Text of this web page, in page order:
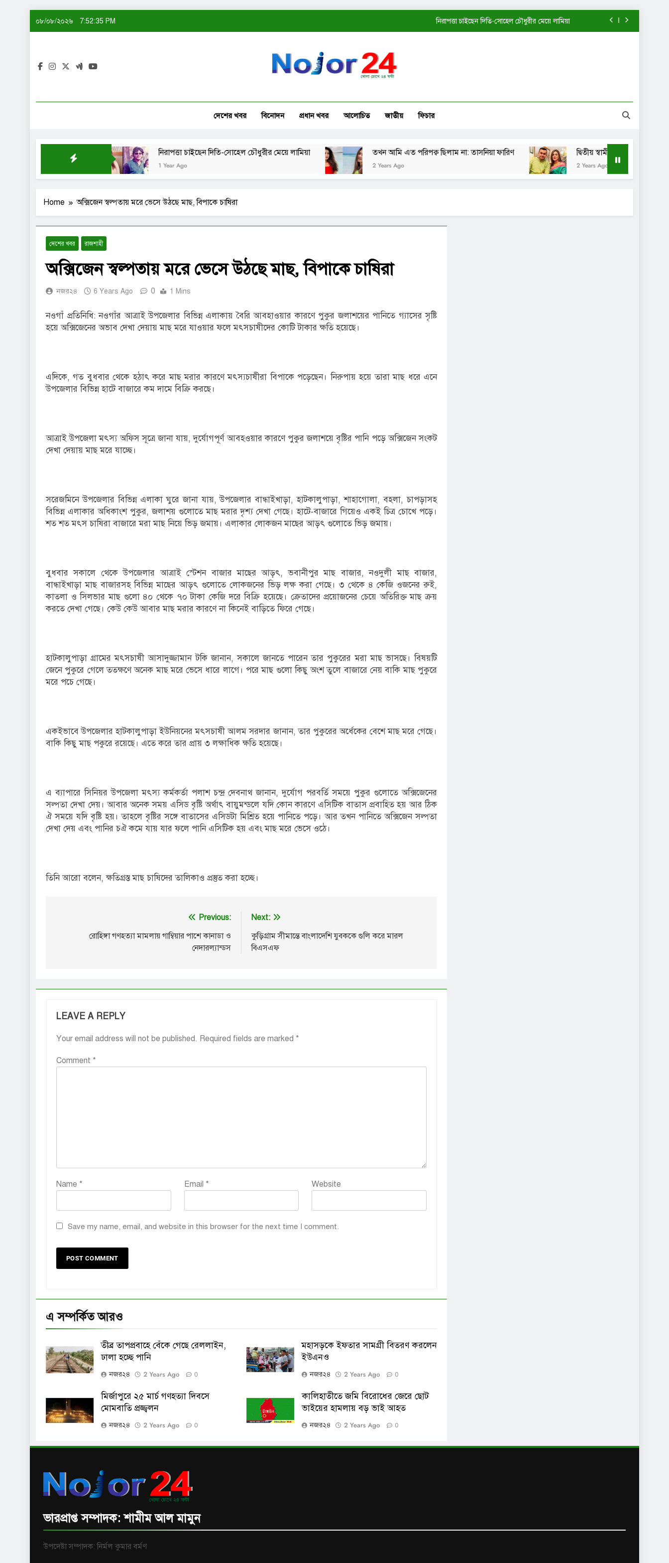
০৮/০৮/২০২৬ 7:52:35 PM নিরাপত্তা চাইছেন দিতি-সোহেল চৌধুরীর মেয়ে লামিয়া
দ্বিতীয় স্বামীর কাছে ফিরতে চাইছেন মাহিয়া মাহি?
দেশের খবর বিনোদন প্রধান খবর আলোচিত জাতীয় ফিচার
নিরাপত্তা চাইছেন দিতি-সোহেল চৌধুরীর মেয়ে লামিয়া
1 Year Ago
তখন আমি এত পরিপক্ব ছিলাম না: তাসনিয়া ফারিণ
2 Years Ago
দ্বিতীয় স্বামীর কাছে ফিরতে চাইছেন মাহিয়া
2 Years Ago
Home অক্সিজেন স্বল্পতায় মরে ভেসে উঠছে মাছ, বিপাকে চাষিরা
দেশের খবর রাজশাহী
অক্সিজেন স্বল্পতায় মরে ভেসে উঠছে মাছ, বিপাকে চাষিরা
নজর২৪ 6 Years Ago 0 1 Mins
নওগাঁ প্রতিনিধি: নওগাঁর আত্রাই উপজেলার বিভিন্ন এলাকায় বৈরি আবহাওয়ার কারণে পুকুর জলাশয়ের পানিতে গ্যাসের সৃষ্টি
হয়ে অক্সিজেনের অভাব দেখা দেয়ায় মাছ মরে যাওয়ার ফলে মৎসচাষীদের কোটি টাকার ক্ষতি হয়েছে।
এদিকে, গত বুধবার থেকে হঠাৎ করে মাছ মরার কারণে মৎস্যচাষীরা বিপাকে পড়েছেন। নিরুপায় হয়ে তারা মাছ ধরে এনে
উপজেলার বিভিন্ন হাটে বাজারে কম দামে বিক্রি করছে।
আত্রাই উপজেলা মৎস্য অফিস সূত্রে জানা যায়, দুর্যোগপূর্ণ আবহওয়ার কারণে পুকুর জলাশয়ে বৃষ্টির পানি পড়ে অক্সিজেন সংকট
দেখা দেয়ায় মাছ মরে যাচ্ছে।
সরেজমিনে উপজেলার বিভিন্ন এলাকা ঘুরে জানা যায়, উপজেলার বান্ধাইখাড়া, হাটকালুপাড়া, শাহাগোলা, বহলা, চাপড়াসহ
বিভিন্ন এলাকার অধিকাংশ পুকুর, জলাশয় গুলোতে মাছ মরার দৃশ্য দেখা গেছে। হাটে-বাজারে গিয়েও একই চিত্র চোখে পড়ে।
শত শত মৎস চাষিরা বাজারে মরা মাছ নিয়ে ভিড় জমায়। এলাকার লোকজন মাছের আড়ৎ গুলোতে ভিড় জমায়।
বুধবার সকালে থেকে উপজেলার আত্রাই স্টেশন বাজার মাছের আড়ৎ, ভবানীপুর মাছ বাজার, নওদুলী মাছ বাজার,
বান্ধাইখাড়া মাছ বাজারসহ বিভিন্ন মাছের আড়ৎ গুলোতে লোকজনের ভিড় লক্ষ করা গেছে। ৩ থেকে ৪ কেজি ওজনের রুই,
কাতলা ও সিলভার মাছ গুলো ৪০ থেকে ৭০ টাকা কেজি দরে বিক্রি হয়েছে। ক্রেতাদের প্রয়োজনের চেয়ে অতিরিক্ত মাছ ক্রয়
করতে দেখা গেছে। কেউ কেউ আবার মাছ মরার কারণে না কিনেই বাড়িতে ফিরে গেছে।
হাটকালুপাড়া গ্রামের মৎসচাষী আসাদুজ্জামান টকি জানান, সকালে জানতে পারেন তার পুকুরের মরা মাছ ভাসছে। বিষয়টি
জেনে পুকুরে গেলে ততক্ষণে অনেক মাছ মরে ভেসে ধারে লাগে। পরে মাছ গুলো কিছু অংশ তুলে বাজারে নেয় বাকি মাছ পুকুরে
মরে পচে গেছে।
একইভাবে উপজেলার হাটকালুপাড়া ইউনিয়নের মৎসচাষী আলম সরদার জানান, তার পুকুরের অর্ধেকের বেশে মাছ মরে গেছে।
বাকি কিছু মাছ পকুরে রয়েছে। এতে করে তার প্রায় ৩ লক্ষাধিক ক্ষতি হয়েছে।
এ ব্যাপারে সিনিয়র উপজেলা মৎস্য কর্মকর্তা পলাশ চন্দ্র দেবনাথ জানান, দুর্যোগ পরবর্তি সময়ে পুকুর গুলোতে অক্সিজেনের
সল্পতা দেখা দেয়। আবার অনেক সময় এসিড বৃষ্টি অর্থাৎ বায়ুমন্ডলে যদি কোন কারণে এসিটিক বাতাস প্রবাহিত হয় আর ঠিক
ঐ সময়ে যদি বৃষ্টি হয়। তাহলে বৃষ্টির সঙ্গে বাতাসের এসিডটা মিশ্রিত হয়ে পানিতে পড়ে। আর তখন পানিতে অক্সিজেন সল্পতা
দেখা দেয় এবং পানির চঐ কমে যায় যার ফলে পানি এসিটিক হয় এবং মাছ মরে ভেসে ওঠে।
তিনি আরো বলেন, ক্ষতিগ্রস্ত মাছ চাষিদের তালিকাও প্রস্তুত করা হচ্ছে।
navigation
Previous:
রোহিঙ্গা গণহত্যা মামলায় গাম্বিয়ার পাশে কানাডা ও
নেদারল্যান্ডস
Next:
কুড়িগ্রাম সীমান্তে বাংলাদেশি যুবককে গুলি করে মারল
বিএসএফ
LEAVE A REPLY
Your email address will not be published. Required fields are marked *
Comment *
Name * Email * Website
Save my name, email, and website in this browser for the next time I comment.
এ সম্পর্কিত আরও
তীব্র তাপপ্রবাহে বেঁকে গেছে রেললাইন,
ঢালা হচ্ছে পানি
নজর২৪ 2 Years Ago 0
মহাসড়কে ইফতার সামগ্রী বিতরণ করলেন
ইউএনও
নজর২৪ 2 Years Ago 0
মির্জাপুরে ২৫ মার্চ গণহত্যা দিবসে
মোমবাতি প্রজ্জ্বলন
নজর২৪ 2 Years Ago 0
কালিহাতীতে জমি বিরোধের জেরে ছোট
ভাইয়ের হামলায় বড় ভাই আহত
নজর২৪ 2 Years Ago 0
ভারপ্রাপ্ত সম্পাদক: শামীম আল মামুন
উপদেষ্টা সম্পাদক: নির্মল কুমার বর্মণ